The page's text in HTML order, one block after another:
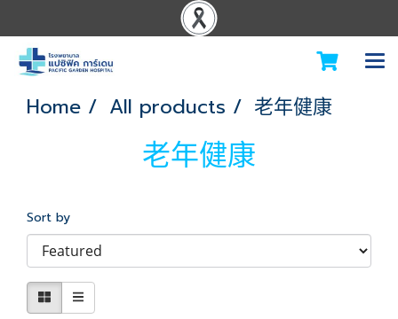
Home All products 老年健康
老年健康
Sort by